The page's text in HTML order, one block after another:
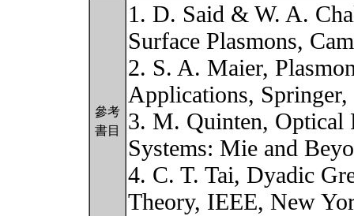
參考
書目
1. D. Said & W. A.
Surface Plasmons,
2. S. A. Maier,
Applications, Springer,
3. M. Quinten, Optical
Systems: Mie and
4. C. T. Tai, Dyadic
Theory, IEEE, New